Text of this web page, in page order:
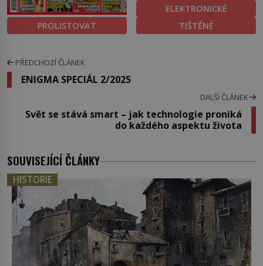
PROLISTOVAT
ELEKTRONICKÉ
TIŠTĚNÉ
PŘEDCHOZÍ ČLÁNEK
ENIGMA SPECIÁL 2/2025
DALŠÍ ČLÁNEK
Svět se stává smart – jak technologie proniká
do každého aspektu života
SOUVISEJÍCÍ ČLÁNKY
HISTORIE